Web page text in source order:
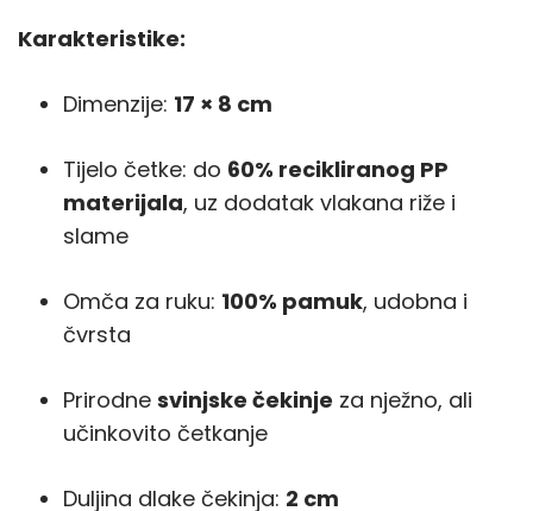
Karakteristike:
Dimenzije: 17 × 8 cm
Tijelo četke: do 60% recikliranog PP
materijala, uz dodatak vlakana riže i
slame
Omča za ruku: 100% pamuk, udobna i
čvrsta
Prirodne svinjske čekinje za nježno, ali
učinkovito četkanje
Duljina dlake čekinja: 2 cm